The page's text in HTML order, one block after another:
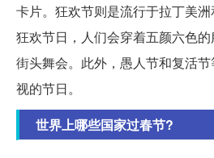
卡片。狂欢节则是流行于拉丁美
狂欢节日，人们会穿着五颜六色
街头舞会。此外，愚人节和复活
视的节日。
世界上哪些国家过春节?